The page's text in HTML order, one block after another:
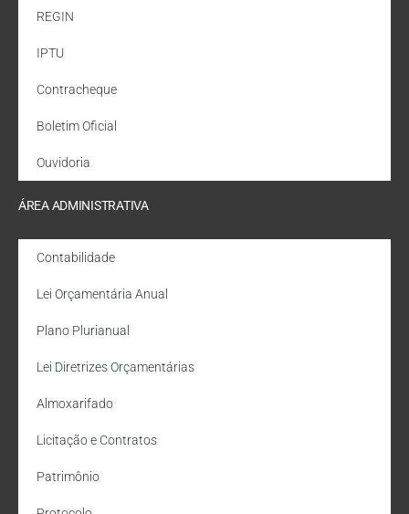
REGIN
IPTU
Contracheque
Boletim Oficial
Ouvidoria
ÁREA ADMINISTRATIVA
Contabilidade
Lei Orçamentária Anual
Plano Plurianual
Lei Diretrizes Orçamentárias
Almoxarifado
Licitação e Contratos
Patrimônio